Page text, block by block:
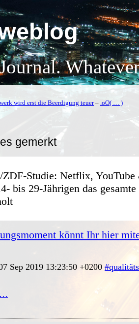
wird erst die Beerdigung teuer– .oO( … )
gemerkt
Studie: Netflix, YouTube
bis 29-Jährigen das gesamte
könnt Ihr hier
Sep 2019 13:23:50 +0200